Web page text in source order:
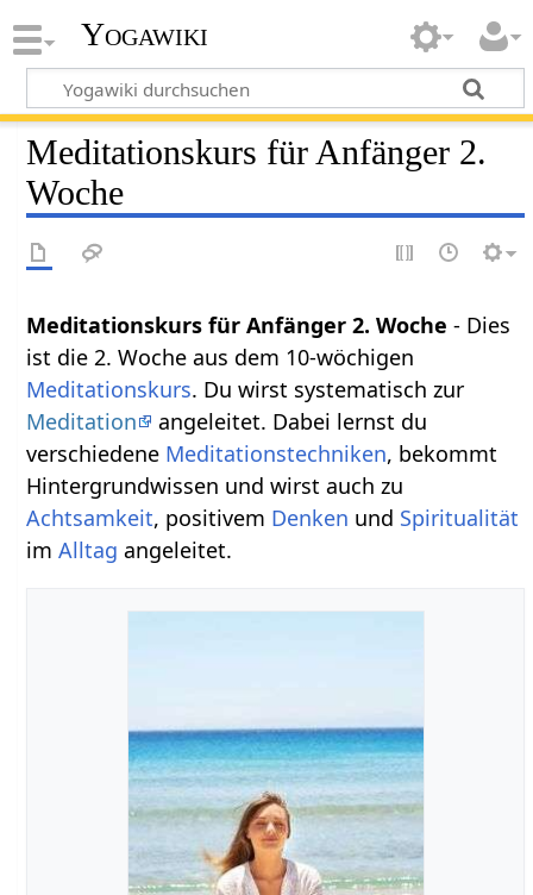
Yogawiki
Meditationskurs für Anfänger 2.
Woche
Meditationskurs für Anfänger 2. Woche - Dies
ist die 2. Woche aus dem 10-wöchigen
Meditationskurs. Du wirst systematisch zur
Meditation
angeleitet. Dabei lernst du
verschiedene Meditationstechniken, bekommt
Hintergrundwissen und wirst auch zu
Achtsamkeit, positivem Denken und Spiritualität
imAlltag angeleitet.